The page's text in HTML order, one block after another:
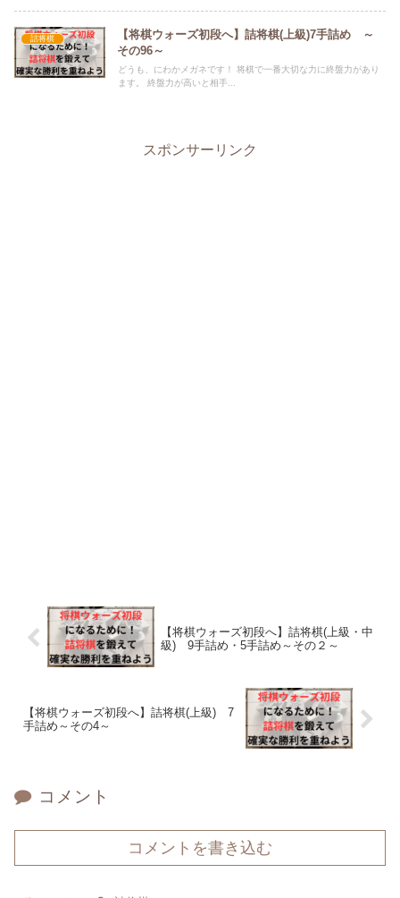
詰将棋
【将棋ウォーズ初段へ】詰将棋(上級)7手詰め ～
その96～
どうも、にわかメガネです！ 将棋で一番大切な力に終盤力があり
ます。 終盤力が高いと相手...
スポンサーリンク
【将棋ウォーズ初段へ】詰将棋(上級・中
級) 9手詰め・5手詰め～その２～
【将棋ウォーズ初段へ】詰将棋(上級) 7
手詰め～その4～
コメント
コメントを書き込む